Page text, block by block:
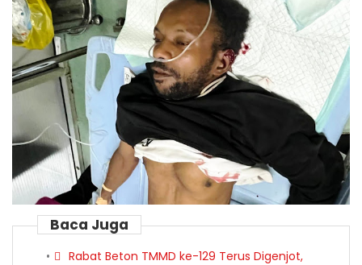
Baca Juga
Rabat Beton TMMD ke-129 Terus Digenjot,